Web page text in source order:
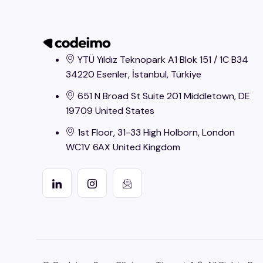
YTÜ Yıldız Teknopark A1 Blok 151 / 1C B34
34220 Esenler, İstanbul​, Türkiye
651 N Broad St Suite 201 Middletown, DE
19709 United States
1st Floor, 31-33 High Holborn, London
WC1V 6AX United Kingdom